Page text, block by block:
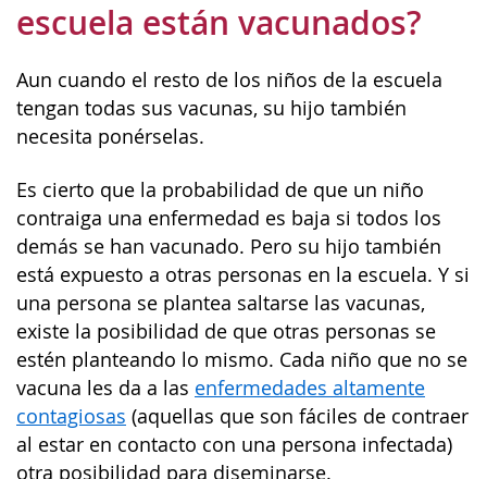
escuela están vacunados?
Aun cuando el resto de los niños de la escuela
tengan todas sus vacunas, su hijo también
necesita ponérselas.
Es cierto que la probabilidad de que un niño
contraiga una enfermedad es baja si todos los
demás se han vacunado. Pero su hijo también
está expuesto a otras personas en la escuela. Y si
una persona se plantea saltarse las vacunas,
existe la posibilidad de que otras personas se
estén planteando lo mismo. Cada niño que no se
vacuna les da a las enfermedades altamente
contagiosas (aquellas que son fáciles de contraer
al estar en contacto con una persona infectada)
otra posibilidad para diseminarse.